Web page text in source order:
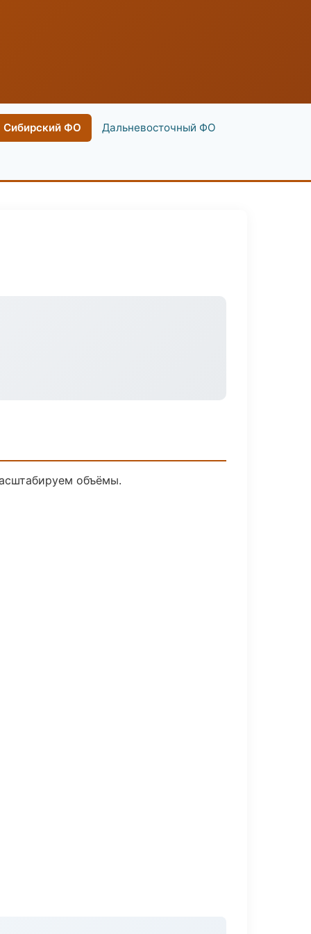
Сибирский ФО Дальневосточный ФО
объёмы.